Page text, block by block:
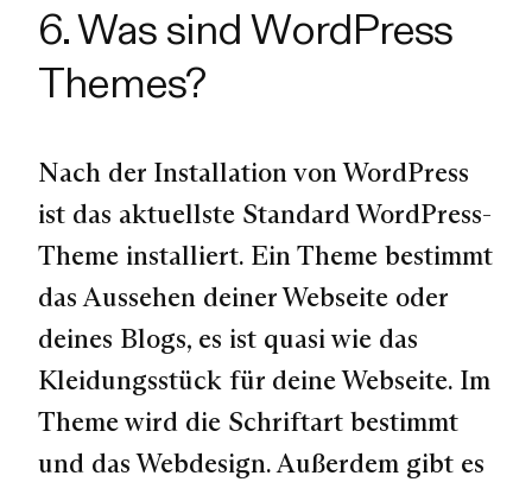
6. Was sind WordPress
Themes?
Nach der Installation von WordPress
ist das aktuellste Standard WordPress-
Theme installiert. Ein Theme bestimmt
das Aussehen deiner Webseite oder
deines Blogs, es ist quasi wie das
Kleidungsstück für deine Webseite. Im
Theme wird die Schriftart bestimmt
und das Webdesign. Außerdem gibt es